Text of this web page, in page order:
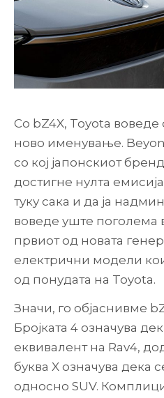
Со bZ4X, Toyota
ново именување.
со кој јапонскиот
достигне нулта
туку сака и да ја
воведе уште поголема
првиот од новата
електрични модели
од понудата на Toyota.
Значи, го објаснивме
Бројката 4 означува
еквивалент на Rav4,
буква X означува дека
односно SUV.